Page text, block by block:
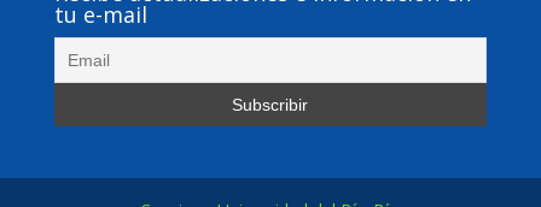
tu e-mail